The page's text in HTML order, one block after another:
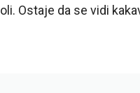
Ostaje da se vidi